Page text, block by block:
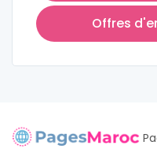
Offres